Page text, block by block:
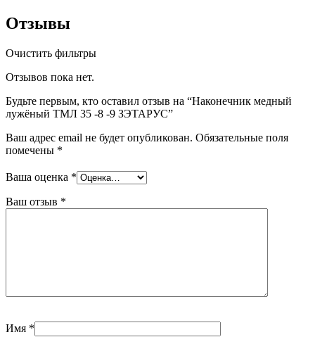
Отзывы
Очистить фильтры
Отзывов пока нет.
Будьте первым, кто оставил отзыв на “Наконечник медный
лужёный ТМЛ 35 -8 -9 ЗЭТАРУС”
Ваш адрес email не будет опубликован. Обязательные поля
помечены *
Ваша оценка *
Ваш отзыв *
Имя *